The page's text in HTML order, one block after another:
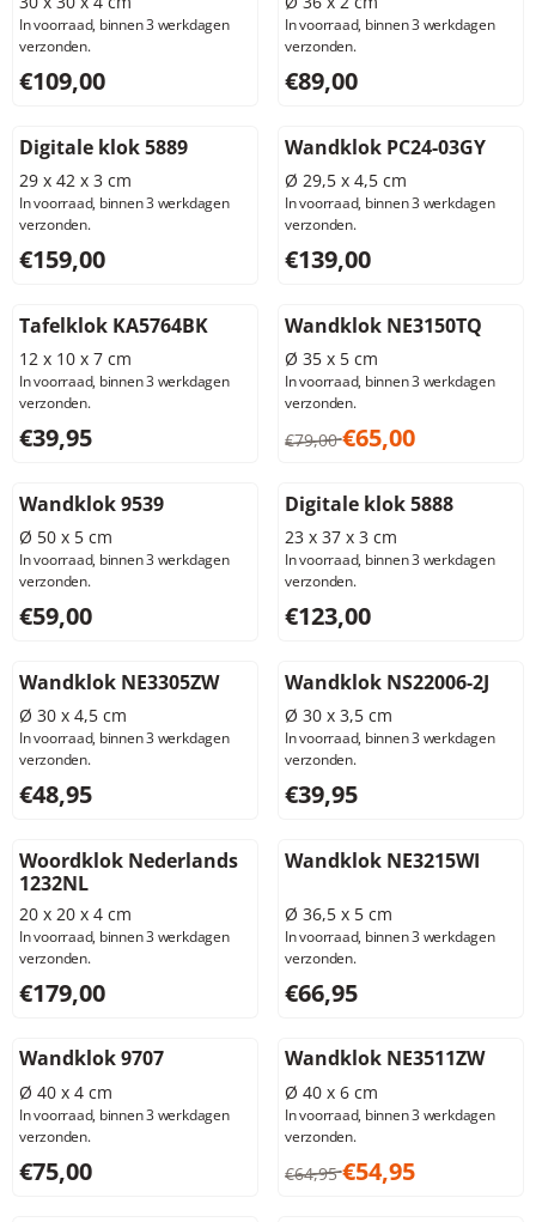
In voorraad, binnen 3 werkdagen
verzonden.
Prijs: 109,00, exclusief btw: 90,08
€109,00
In voorraad, binnen 3 werkdagen
verzonden.
Prijs: 89,00, exclusief btw:
€89,00
Digitale klok 5889
29 x 42 x 3 cm
In voorraad, binnen 3 werkdagen
verzonden.
Prijs: 159,00, exclusief btw: 131,41
€159,00
Wandklok PC24-03GY
Ø 29,5 x 4,5 cm
In voorraad, binnen 3 werkdagen
verzonden.
Prijs: 139,00, exclusief btw:
€139,00
Tafelklok KA5764BK
12 x 10 x 7 cm
In voorraad, binnen 3 werkdagen
verzonden.
Prijs: 39,95, exclusief btw: 33,02
€39,95
Wandklok NE3150TQ
Ø 35 x 5 cm
In voorraad, binnen 3 werkdagen
verzonden.
Van 79,00 voor 65,00,
€79,00€65,00
Wandklok 9539
Ø 50 x 5 cm
In voorraad, binnen 3 werkdagen
verzonden.
Prijs: 59,00, exclusief btw: 48,76
€59,00
Digitale klok 5888
23 x 37 x 3 cm
In voorraad, binnen 3 werkdagen
verzonden.
Prijs: 123,00, exclusief btw:
€123,00
Wandklok NE3305ZW
Ø 30 x 4,5 cm
In voorraad, binnen 3 werkdagen
verzonden.
Prijs: 48,95, exclusief btw: 40,45
€48,95
Wandklok NS22006-2J
Ø 30 x 3,5 cm
In voorraad, binnen 3 werkdagen
verzonden.
Prijs: 39,95, exclusief btw:
€39,95
Woordklok Nederlands
1232NL
20 x 20 x 4 cm
In voorraad, binnen 3 werkdagen
verzonden.
Prijs: 179,00, exclusief btw: 147,93
€179,00
Wandklok NE3215WI
Ø 36,5 x 5 cm
In voorraad, binnen 3 werkdagen
verzonden.
Prijs: 66,95, exclusief btw:
€66,95
Wandklok 9707
Ø 40 x 4 cm
In voorraad, binnen 3 werkdagen
verzonden.
Prijs: 75,00, exclusief btw: 61,98
€75,00
Wandklok NE3511ZW
Ø 40 x 6 cm
In voorraad, binnen 3 werkdagen
verzonden.
Van 64,95 voor 54,95,
€64,95€54,95